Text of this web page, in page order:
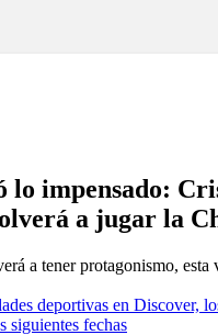
lo impensado:
a jugar la
a tener protagonismo, esta
deportivas en Discover,
siguientes fechas